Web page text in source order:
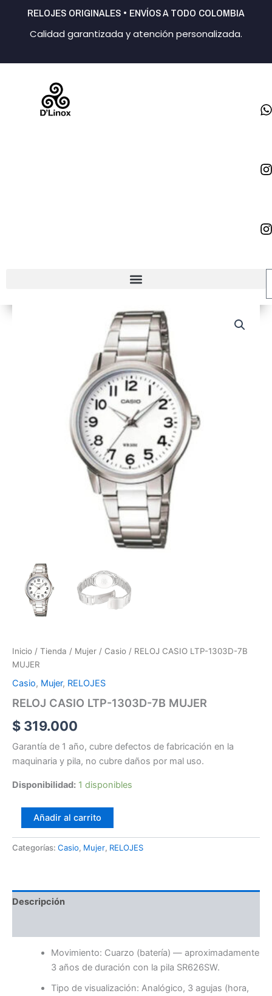
contenido
RELOJES ORIGINALES • ENVÍOS A TODO COLOMBIA
Calidad garantizada y atención personalizada.
Inicio / Tienda / Mujer / Casio / RELOJ CASIO LTP-1303D-7B
MUJER
Casio, Mujer, RELOJES
RELOJ CASIO LTP-1303D-7B MUJER
$ 319.000
Garantía de 1 año, cubre defectos de fabricación en la
maquinaria y pila, no cubre daños por mal uso.
Disponibilidad: 1 disponibles
Añadir al carrito
Categorías: Casio, Mujer, RELOJES
Descripción
Movimiento: Cuarzo (batería) — aproximadamente
3 años de duración con la pila SR626SW.
Tipo de visualización: Analógico, 3 agujas (hora,